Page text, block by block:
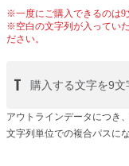
※一度にご購入できるのは9
※空白の文字列が入ってい
ださい。
アウトラインデータにつき
文字列単位での複合パスに